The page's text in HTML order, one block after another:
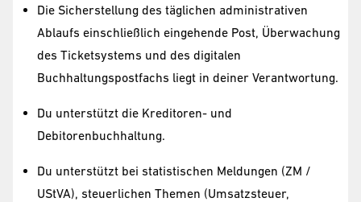
Die Sicherstellung des täglichen administrativen
Ablaufs einschließlich eingehende Post, Überwachung
des Ticketsystems und des digitalen
Buchhaltungspostfachs liegt in deiner Verantwortung.
Du unterstützt die Kreditoren- und
Debitorenbuchhaltung.
Du unterstützt bei statistischen Meldungen (ZM /
UStVA), steuerlichen Themen (Umsatzsteuer,